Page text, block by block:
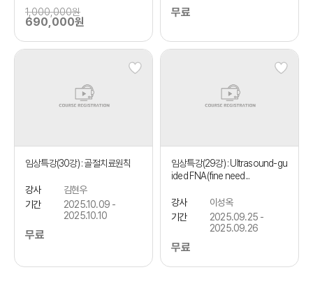
1,000,000원
690,000원
무료
임상특강(30강) : 골절치료원칙
강사
김현우
기간
2025.10.09 -
2025.10.10
무료
임상특강(29강) : Ultrasound-gu
ided FNA(fine need...
강사
이성옥
기간
2025.09.25 -
2025.09.26
무료